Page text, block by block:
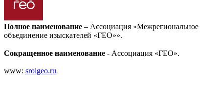
Полное наименование – Ассоциация «Межрегиональное
объединение изыскателей «ГЕО»».
Сокращенное наименование - Ассоциация «ГЕО».
www: sroigeo.ru